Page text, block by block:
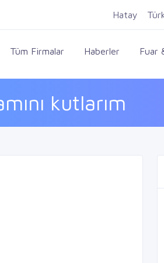
Tüm Firmalar Haberler Fuar
kutlarım
Hatay